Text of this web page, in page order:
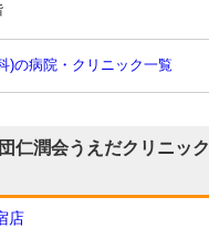
)の病院・クリニック一覧
仁潤会うえだクリニック
店